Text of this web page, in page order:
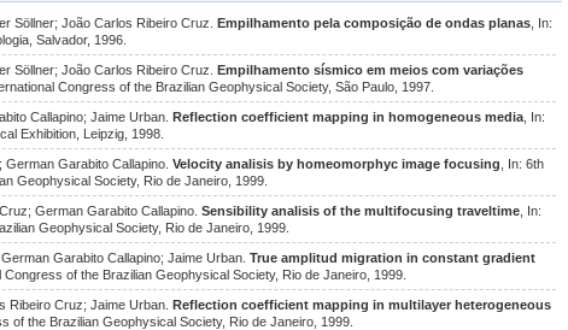
Söllner; João Carlos Ribeiro Cruz. Empilhamento pela composição de ondas planas , In:
Salvador, 1996.
Söllner; João Carlos Ribeiro Cruz. Empilhamento sísmico em meios com variações
Congress of the Brazilian Geophysical Society, São Paulo, 1997.
Callapino; Jaime Urban. Reflection coefficient mapping in homogeneous media , In:
Exhibition, Leipzig, 1998.
Garabito Callapino. Velocity analisis by homeomorphyc image focusing , In: 6th
Geophysical Society, Rio de Janeiro, 1999.
German Garabito Callapino. Sensibility analisis of the multifocusing traveltime , In:
Geophysical Society, Rio de Janeiro, 1999.
Garabito Callapino; Jaime Urban. True amplitud migration in constant gradient
Congress of the Brazilian Geophysical Society, Rio de Janeiro, 1999.
Ribeiro Cruz; Jaime Urban. Reflection coefficient mapping in multilayer heterogeneous
of the Brazilian Geophysical Society, Rio de Janeiro, 1999.